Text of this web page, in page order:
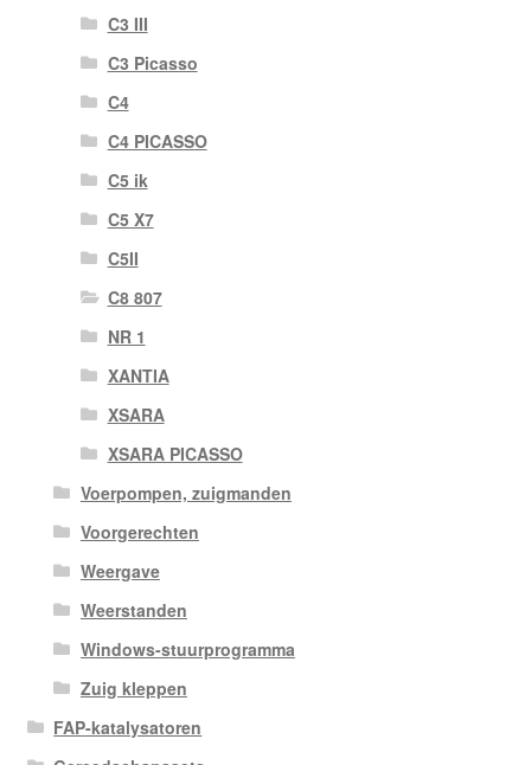
C3 III
C3 Picasso
C4
C4 PICASSO
C5 ik
C5 X7
C5II
C8 807
NR 1
XANTIA
XSARA
XSARA PICASSO
Voerpompen, zuigmanden
Voorgerechten
Weergave
Weerstanden
Windows-stuurprogramma
Zuig kleppen
FAP-katalysatoren